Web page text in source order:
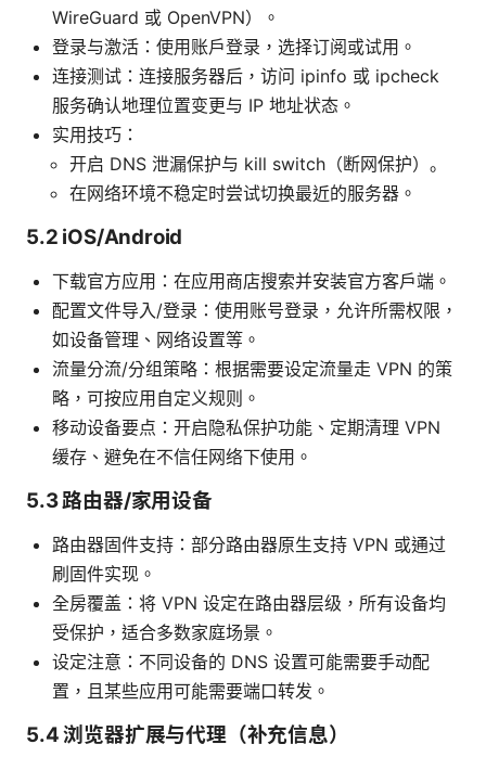
WireGuard 或 OpenVPN）。
登录与激活：使用账户登录，选择订阅或试用。
连接测试：连接服务器后，访问 ipinfo 或 ipcheck
服务确认地理位置变更与 IP 地址状态。
实用技巧：
开启 DNS 泄漏保护与 kill switch（断网保护）。
在网络环境不稳定时尝试切换最近的服务器。
5.2 iOS/Android
下载官方应用：在应用商店搜索并安装官方客户端。
配置文件导入/登录：使用账号登录，允许所需权限，
如设备管理、网络设置等。
流量分流/分组策略：根据需要设定流量走 VPN 的策
略，可按应用自定义规则。
移动设备要点：开启隐私保护功能、定期清理 VPN
缓存、避免在不信任网络下使用。
5.3 路由器/家用设备
路由器固件支持：部分路由器原生支持 VPN 或通过
刷固件实现。
全房覆盖：将 VPN 设定在路由器层级，所有设备均
受保护，适合多数家庭场景。
设定注意：不同设备的 DNS 设置可能需要手动配
置，且某些应用可能需要端口转发。
5.4 浏览器扩展与代理（补充信息）